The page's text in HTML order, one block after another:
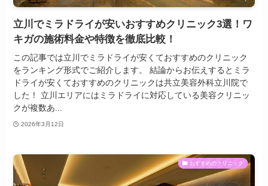
立川でミラドライが安いおすすめクリニック3選！ワ
キガの施術料金や特徴を徹底比較！
この記事では立川でミラドライが安くておすすめのクリニック
をランキング形式でご紹介します。 結論からお伝えするとミラ
ドライが安くておすすめのクリニックは共立美容外科立川院で
した！ 立川エリアにはミラドライに対応している美容クリニッ
クが複数あ...
2026年3月12日
おすすめのクリニック